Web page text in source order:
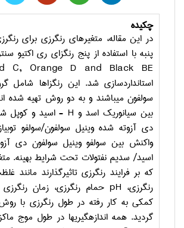
چکیده
پنبه با استفاده از پنج رنگزای ری­ اکتیو
C, Orange D and Black BE
استانداردسازی شد. این رنگزاها شامل
سولفون می­باشند و به دو روش تهیه شده
بین سیانوریک اسد و H - اسید و کوپل
دی آزوته شده وینیل سولفون/سولفو
واکنش بین سولفو وینیل سولفون دی
اسید/ سدیم نفتولات تحت شرایط بهینه.
که بر فرایند رنگرزی تاثیرگذارند مانند
رنگرزی، pH حمام رنگرزی، زمان
کمکی به کار رفته در طول رنگرزی با
گردید. همه اندازه­گیری­ها در طول موج